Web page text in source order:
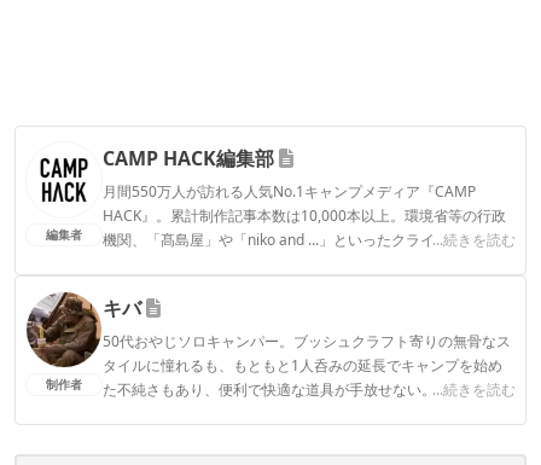
編集者
CAMP HACK編集部
月間550万人が訪れる人気No.1キャンプメディア『CAMP
HACK』。累計制作記事本数は10,000本以上。環境省等の行政
機関、「髙島屋」や「niko and ...」といったクライアントとの
...続きを読む
CAMP HACK編集部のプロフィール
制作者
キバ
50代おやじソロキャンパー。ブッシュクラフト寄りの無骨なス
タイルに憧れるも、もともと1人呑みの延長でキャンプを始め
た不純さもあり、便利で快適な道具が手放せない。...続きを読む
キバのプロフィール